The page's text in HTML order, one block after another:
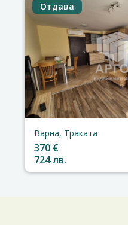
Отдава
Варна, Траката
370 €
724 лв.